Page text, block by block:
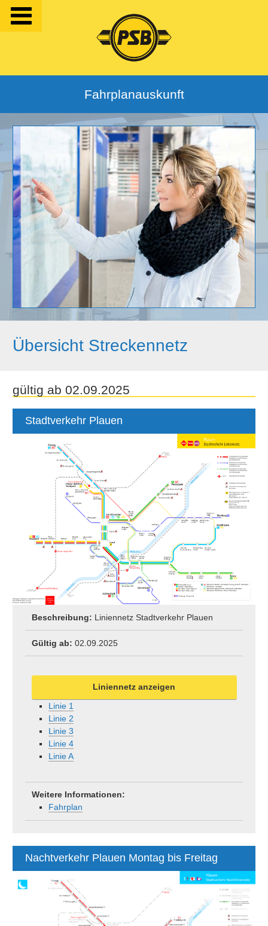
Fahrplanauskunft
Übersicht Streckennetz
gültig ab 02.09.2025
Stadtverkehr Plauen
Beschreibung: Liniennetz Stadtverkehr Plauen
Gültig ab: 02.09.2025
Liniennetz anzeigen
Linie 1
Linie 2
Linie 3
Linie 4
Linie A
Weitere Informationen:
Fahrplan
Nachtverkehr Plauen Montag bis Freitag